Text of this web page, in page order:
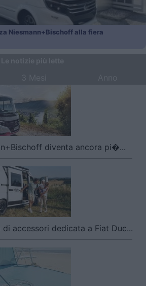
Niesmann+Bischoff alla fiera
diventa ancora pi�...
di accessori dedicata a Fiat Duc...